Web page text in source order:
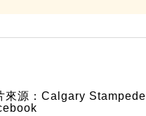
來源：Calgary Stampede